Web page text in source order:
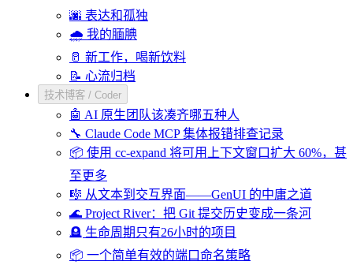
🌆 表达和孤独
🌧️ 我的腼腆
🥛 新工作，喝新饮料
📝 心流归档
技术博客 / Coder
🤖 AI 原生团队该凑齐哪五种人
🔧 Claude Code MCP 集体报错排查记录
📦 使用 cc-expand 将可用上下文窗口扩大 60%，甚
至更多
🎼 从文本到交互界面——GenUI 的中庸之道
🌊 Project River：把 Git 提交历史变成一条河
🪦 生命周期只有26小时的项目
📦 一个简单有效的端口命名策略